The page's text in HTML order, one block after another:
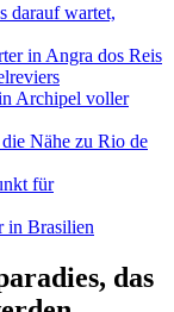
darauf wartet,
in Angra dos Reis
Archipel voller
Nähe zu Rio de
für
in Brasilien
das